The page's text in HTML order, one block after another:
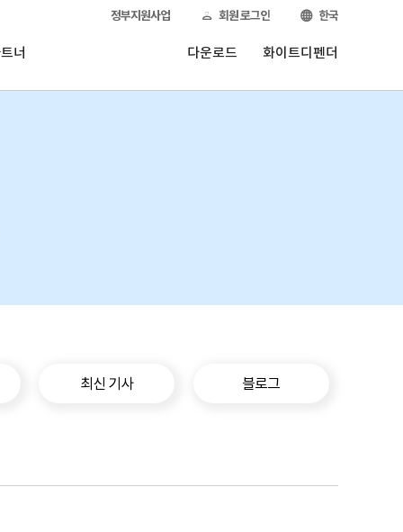
정부지원사업 회원 로그인 한국
너 다운로드 화이트디펜더
최신 기사 블로그